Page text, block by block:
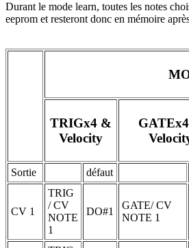
Durant le mode learn, toutes les notes
eeprom et resteront donc en mémoire
TRIGx4 &
Velocity
Sortie défaut
CV 1
TRIG
/ CV
NOTE
1
DO#1
GATE/ CV
NOTE 1